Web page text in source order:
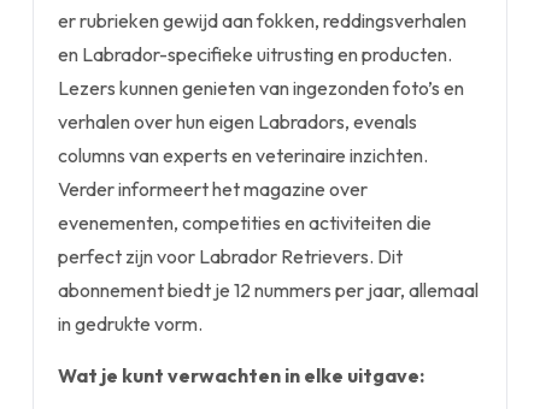
er rubrieken gewijd aan fokken, reddingsverhalen
en Labrador-specifieke uitrusting en producten.
Lezers kunnen genieten van ingezonden foto’s en
verhalen over hun eigen Labradors, evenals
columns van experts en veterinaire inzichten.
Verder informeert het magazine over
evenementen, competities en activiteiten die
perfect zijn voor Labrador Retrievers. Dit
abonnement biedt je 12 nummers per jaar, allemaal
in gedrukte vorm.
Wat je kunt verwachten in elke uitgave: